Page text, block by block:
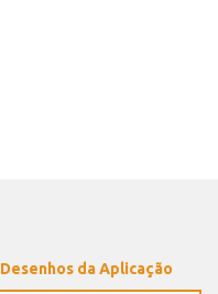
Desenhos da Aplicação